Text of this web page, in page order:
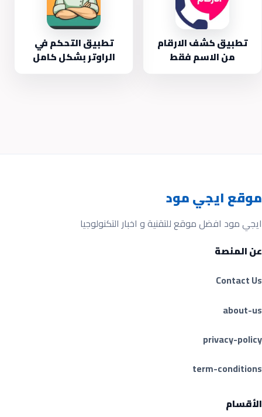
تطبيق كشف الارقام
من الاسم فقط
تطبيق التحكم في
الراوتر بشكل كامل
موقع ايجي مود
ايجي مود افضل موقع للتقنية و اخبار التكنولوجيا
عن المنصة
Contact Us
about-us
privacy-policy
term-conditions
الأقسام